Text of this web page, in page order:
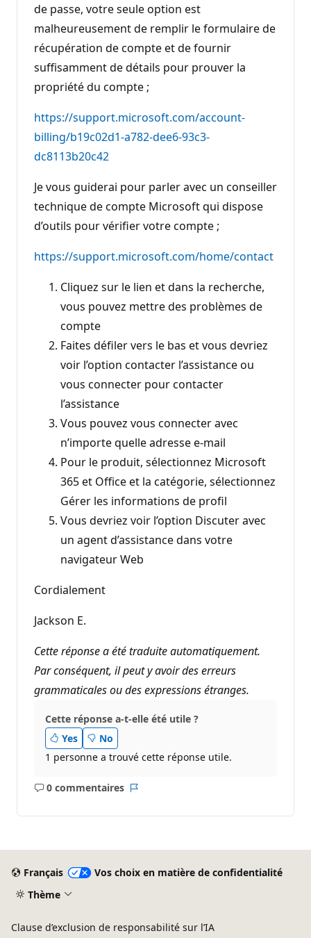
de passe, votre seule option est
malheureusement de remplir le formulaire de
récupération de compte et de fournir
suffisamment de détails pour prouver la
propriété du compte ;
https://support.microsoft.com/account-
billing/b19c02d1-a782-dee6-93c3-
dc8113b20c42
Je vous guiderai pour parler avec un conseiller
technique de compte Microsoft qui dispose
d’outils pour vérifier votre compte ;
https://support.microsoft.com/home/contact
Cliquez sur le lien et dans la recherche,
vous pouvez mettre des problèmes de
compte
Faites défiler vers le bas et vous devriez
voir l’option contacter l’assistance ou
vous connecter pour contacter
l’assistance
Vous pouvez vous connecter avec
n’importe quelle adresse e-mail
Pour le produit, sélectionnez Microsoft
365 et Office et la catégorie, sélectionnez
Gérer les informations de profil
Vous devriez voir l’option Discuter avec
un agent d’assistance dans votre
navigateur Web
Cordialement
Jackson E.
Cette réponse a été traduite automatiquement.
Par conséquent, il peut y avoir des erreurs
grammaticales ou des expressions étranges.
Cette réponse a-t-elle été utile ?
Yes
No
1 personne a trouvé cette réponse utile.
0 commentaires
Aucun
Français
Vos choix en matière de confidentialité
Thème
Clause d’exclusion de responsabilité sur l’IA